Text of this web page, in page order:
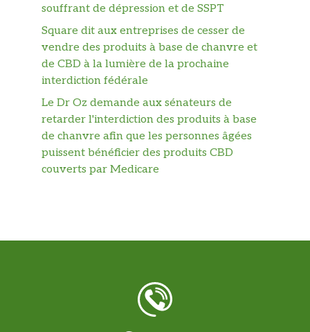
souffrant de dépression et de SSPT
Square dit aux entreprises de cesser de
vendre des produits à base de chanvre et
de CBD à la lumière de la prochaine
interdiction fédérale
Le Dr Oz demande aux sénateurs de
retarder l'interdiction des produits à base
de chanvre afin que les personnes âgées
puissent bénéficier des produits CBD
couverts par Medicare